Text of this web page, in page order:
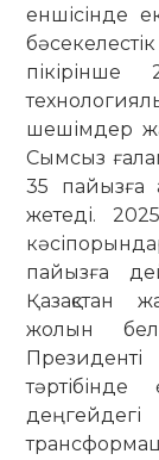
еншісінде
шешімдер
Сымсыз
35
жетеді.
пайызға
Қазақстан
жолын